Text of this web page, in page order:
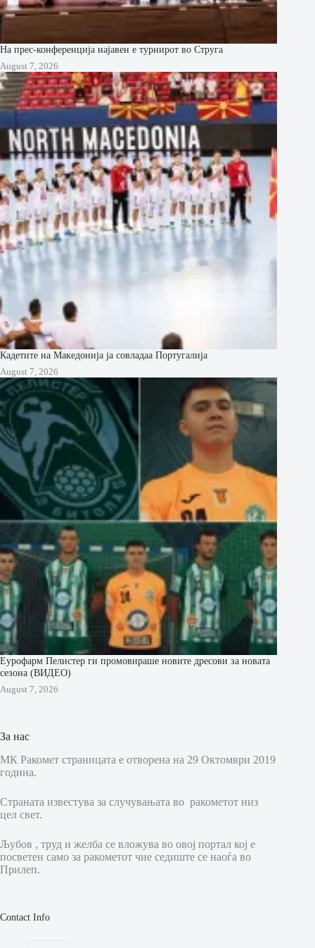
На прес-конференција најавен е турнирот во Струга
August 7, 2026
Кадетите на Македонија ја совладаа Португалија
August 7, 2026
Еурофарм Пелистер ги промовираше новите дресови за новата
сезона (ВИДЕО)
August 7, 2026
За нас
МК Ракомет страницата е отворена на 29 Октомври 2019
година.
Страната известува за случувањата во ракометот низ
цел свет.
Љубов , труд и желба се вложува во овој портал кој е
посветен само за ракометот чие седиште се наоѓа во
Прилеп.
Contact Info